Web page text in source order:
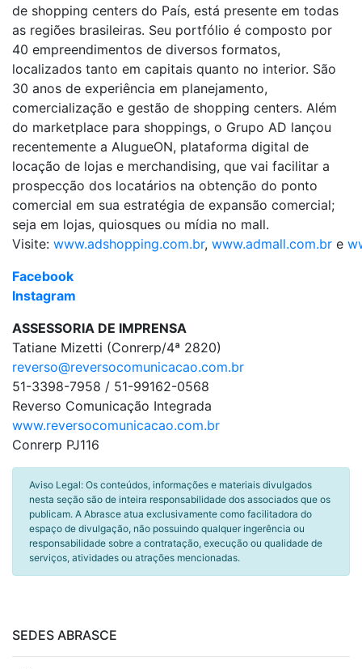
de shopping centers do País, está presente em todas
as regiões brasileiras. Seu portfólio é composto por
40 empreendimentos de diversos formatos,
localizados tanto em capitais quanto no interior. São
30 anos de experiência em planejamento,
comercialização e gestão de shopping centers. Além
do marketplace para shoppings, o Grupo AD lançou
recentemente a AlugueON, plataforma digital de
locação de lojas e merchandising, que vai facilitar a
prospecção dos locatários na obtenção do ponto
comercial em sua estratégia de expansão comercial;
seja em lojas, quiosques ou mídia no mall.
Visite: www.adshopping.com.br, www.admall.com.br e
Facebook
Instagram
ASSESSORIA DE IMPRENSA
Tatiane Mizetti (Conrerp/4ª 2820)
reverso@reversocomunicacao.com.br
51-3398-7958 / 51-99162-0568
Reverso Comunicação Integrada
www.reversocomunicacao.com.br
Conrerp PJ116
Aviso Legal: Os conteúdos, informações e materiais divulgados
nesta seção são de inteira responsabilidade dos associados que os
publicam. A Abrasce atua exclusivamente como facilitadora do
espaço de divulgação, não possuindo qualquer ingerência ou
responsabilidade sobre a contratação, execução ou qualidade de
serviços, atividades ou atrações mencionadas.
SEDES ABRASCE